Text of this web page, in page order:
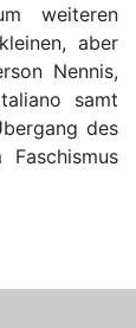
weiteren
aber
Nennis,
samt
des